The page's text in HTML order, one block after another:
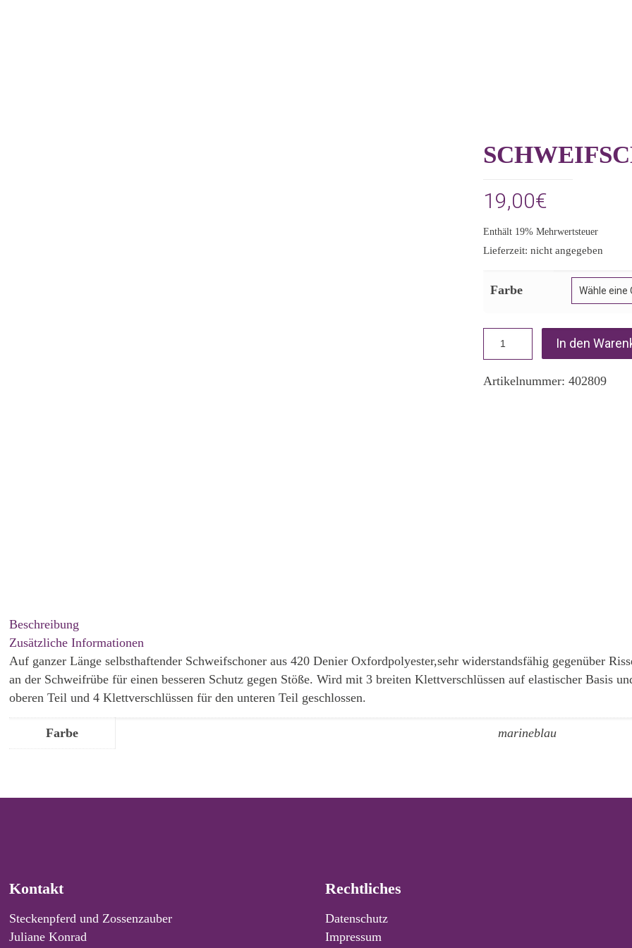
19,00€
Enthält 19% Mehrwertsteuer
Lieferzeit: nicht angegeben
Farbe
In den
Artikelnummer:402809
Beschreibung
Zusätzliche Informationen
Auf ganzer Länge selbsthaftender Schweifschoner aus 420 Denier Oxfordpolyester,sehr widerstandsfähig gegenüber
an der Schweifrübe für einen besseren Schutz gegen Stöße. Wird mit 3 breiten Klettverschlüssen auf elastischer Basis
oberen Teil und 4 Klettverschlüssen für den unteren Teil geschlossen.
Farbe marineblau
Kontakt
Steckenpferd und Zossenzauber
Juliane Konrad
Rechtliches
Datenschutz
Impressum